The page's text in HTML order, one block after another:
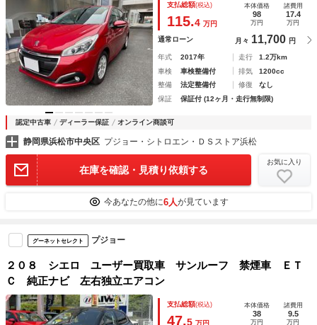
支払総額(税込)
115.4 万円
本体価格
98
万円
諸費用
17.4
万円
通常ローン 月々 11,700 円
年式 2017年 走行
1.2万km
車検
車検整備付 排気
1200cc
整備
法定整備付 修復
なし
保証
保証付 (12ヶ月・走行無制限)
認定中古車 ディーラー保証 オンライン商談可
静岡県浜松市中央区 プジョー・シトロエン・ＤＳストア浜松
在庫を確認・見積り依頼する
お気に入り
今あなたの他に6人が見ています
グーネットセレクト プジョー
２０８ シエロ ユーザー買取車 サンルーフ 禁煙車 ＥＴ
Ｃ 純正ナビ 左右独立エアコン
支払総額(税込)
47.5 万円
本体価格
38
万円
諸費用
9.5
万円